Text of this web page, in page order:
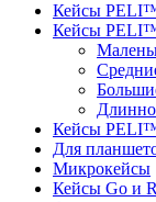
Кейсы
Кейсы
Кейсы
Для
Микрокейсы
Кейсы Go и